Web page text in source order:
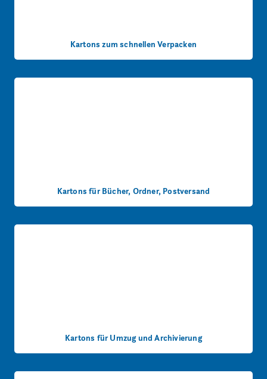
Kartons zum schnellen Verpacken
Kartons für Bücher, Ordner, Postversand
Kartons für Umzug und Archivierung